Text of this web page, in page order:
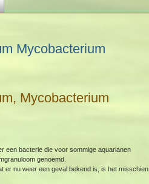
Mycobacterium
Mycobacterium
een bacterie die voor sommige aquarianen
genoemd.
er nu weer een geval bekend is, is het misschien